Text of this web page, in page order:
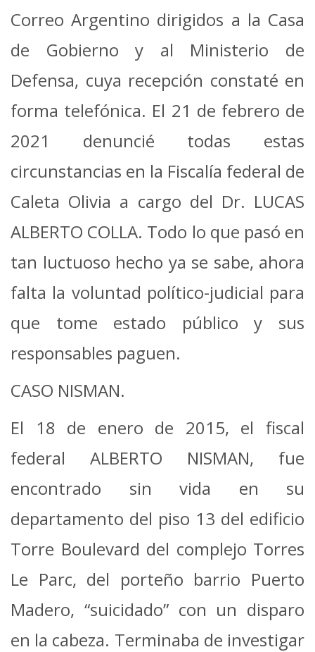
Correo Argentino dirigidos a la Casa
de Gobierno y al Ministerio de
Defensa, cuya recepción constaté en
forma telefónica. El 21 de febrero de
2021 denuncié todas estas
circunstancias en la Fiscalía federal de
Caleta Olivia a cargo del Dr. LUCAS
ALBERTO COLLA. Todo lo que pasó en
tan luctuoso hecho ya se sabe, ahora
falta la voluntad político-judicial para
que tome estado público y sus
responsables paguen.
CASO NISMAN.
El 18 de enero de 2015, el fiscal
federal ALBERTO NISMAN, fue
encontrado sin vida en su
departamento del piso 13 del edificio
Torre Boulevard del complejo Torres
Le Parc, del porteño barrio Puerto
Madero, “suicidado” con un disparo
en la cabeza. Terminaba de investigar